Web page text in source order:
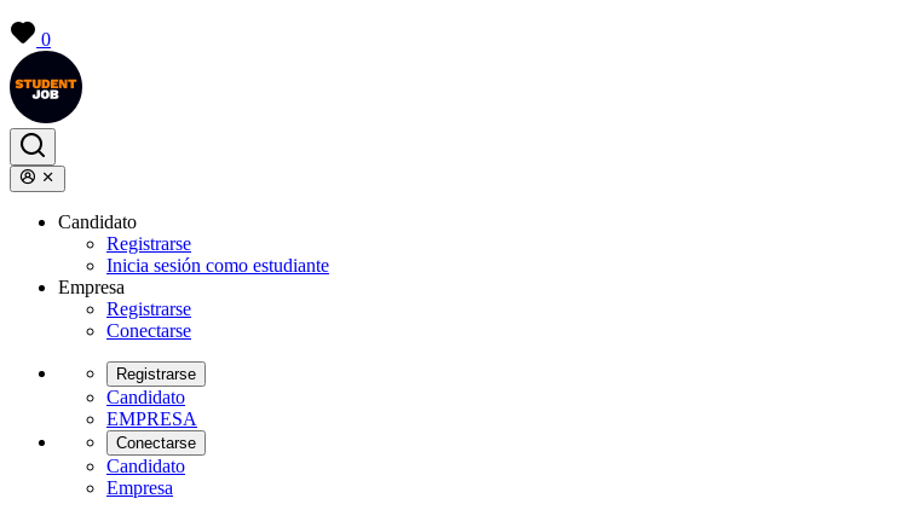
0
Candidato
Registrarse
Inicia sesión como estudiante
Empresa
Registrarse
Conectarse
Registrarse
Candidato
EMPRESA
Conectarse
Candidato
Empresa